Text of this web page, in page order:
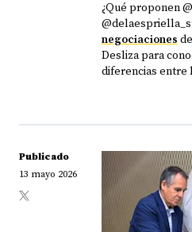
¿Qué proponen
negociaciones de
Desliza para
diferencias entre
Publicado
13 mayo 2026